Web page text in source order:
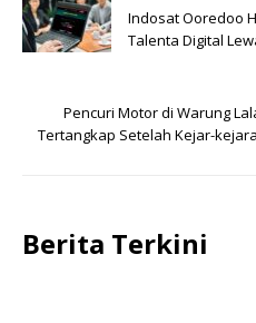
Indosat Ooredoo
Talenta Digital
Pencuri Motor di Warung
Tertangkap Setelah Kejar-
Berita Terkini